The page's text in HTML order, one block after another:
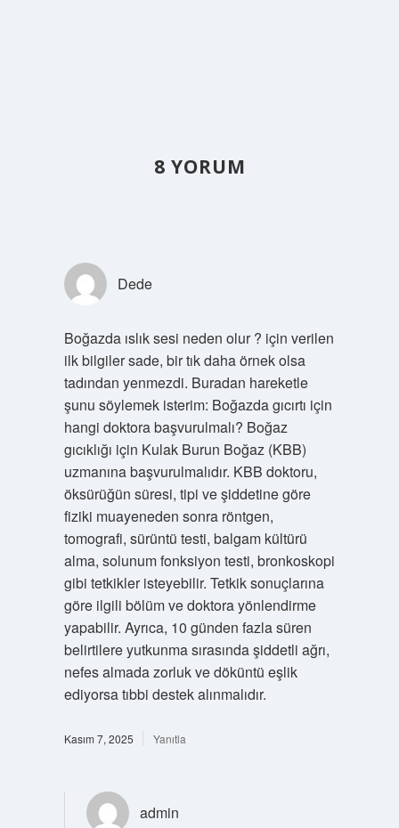
8 YORUM
Dede
Boğazda ıslık sesi neden olur ? için verilen
ilk bilgiler sade, bir tık daha örnek olsa
tadından yenmezdi. Buradan hareketle
şunu söylemek isterim: Boğazda gıcırtı için
hangi doktora başvurulmalı? Boğaz
gıcıklığı için Kulak Burun Boğaz (KBB)
uzmanına başvurulmalıdır. KBB doktoru,
öksürüğün süresi, tipi ve şiddetine göre
fiziki muayeneden sonra röntgen,
tomografi, sürüntü testi, balgam kültürü
alma, solunum fonksiyon testi, bronkoskopi
gibi tetkikler isteyebilir. Tetkik sonuçlarına
göre ilgili bölüm ve doktora yönlendirme
yapabilir. Ayrıca, 10 günden fazla süren
belirtilere yutkunma sırasında şiddetli ağrı,
nefes almada zorluk ve döküntü eşlik
ediyorsa tıbbi destek alınmalıdır.
Kasım 7, 2025 Yanıtla
admin